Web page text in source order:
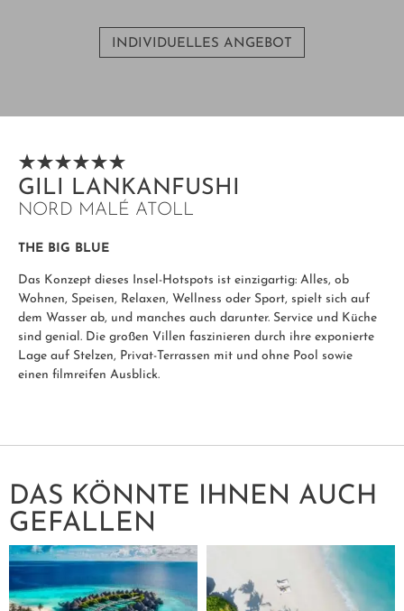
INDIVIDUELLES ANGEBOT
GILI LANKANFUSHI
NORD MALÉ ATOLL
THE BIG BLUE
Das Konzept dieses Insel-Hotspots ist einzigartig: Alles, ob
Wohnen, Speisen, Relaxen, Wellness oder Sport, spielt sich auf
dem Wasser ab, und manches auch darunter. Service und Küche
sind genial. Die großen Villen faszinieren durch ihre exponierte
Lage auf Stelzen, Privat-Terrassen mit und ohne Pool sowie
einen filmreifen Ausblick.
DAS KÖNNTE IHNEN AUCH
GEFALLEN